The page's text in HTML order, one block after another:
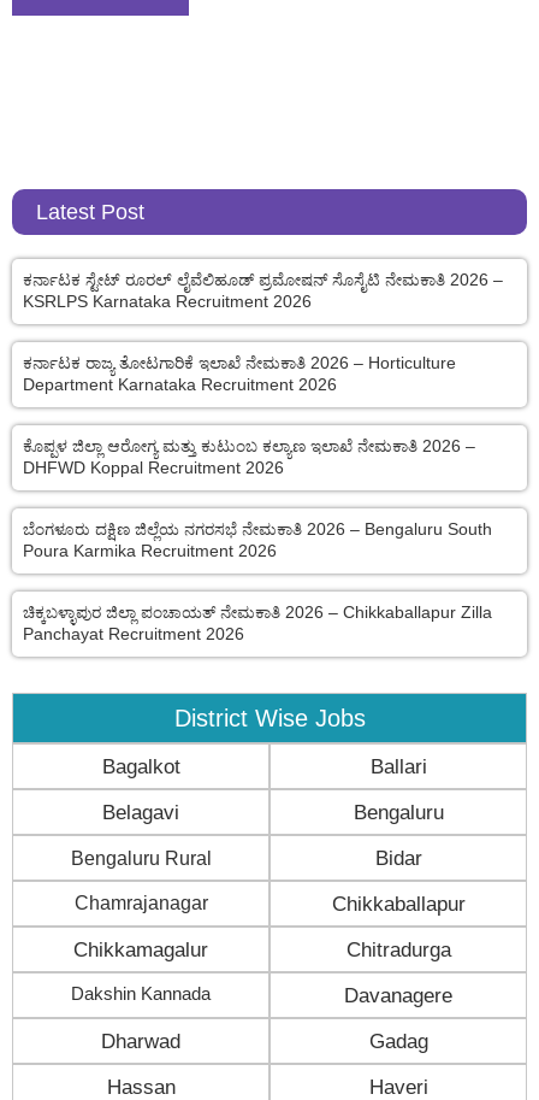
Latest Post
ಕರ್ನಾಟಕ ಸ್ಟೇಟ್ ರೂರಲ್ ಲೈವೆಲಿಹೂಡ್ ಪ್ರಮೋಷನ್ ಸೊಸೈಟಿ ನೇಮಕಾತಿ 2026 –
KSRLPS Karnataka Recruitment 2026
ಕರ್ನಾಟಕ ರಾಜ್ಯ ತೋಟಗಾರಿಕೆ ಇಲಾಖೆ ನೇಮಕಾತಿ 2026 – Horticulture
Department Karnataka Recruitment 2026
ಕೊಪ್ಪಳ ಜಿಲ್ಲಾ ಆರೋಗ್ಯ ಮತ್ತು ಕುಟುಂಬ ಕಲ್ಯಾಣ ಇಲಾಖೆ ನೇಮಕಾತಿ 2026 –
DHFWD Koppal Recruitment 2026
ಬೆಂಗಳೂರು ದಕ್ಷಿಣ ಜಿಲ್ಲೆಯ ನಗರಸಭೆ ನೇಮಕಾತಿ 2026 – Bengaluru South
Poura Karmika Recruitment 2026
ಚಿಕ್ಕಬಳ್ಳಾಪುರ ಜಿಲ್ಲಾ ಪಂಚಾಯತ್ ನೇಮಕಾತಿ 2026 – Chikkaballapur Zilla
Panchayat Recruitment 2026
District Wise Jobs
Bagalkot Ballari
Belagavi Bengaluru
Bengaluru Rural Bidar
Chamrajanagar Chikkaballapur
Chikkamagalur Chitradurga
Dakshin Kannada Davanagere
Dharwad Gadag
Hassan Haveri